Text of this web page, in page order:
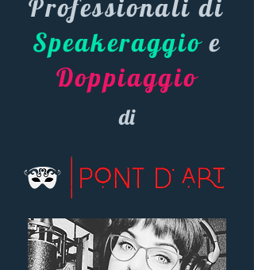
Professionali di
Speakeraggioe
Doppiaggio
di